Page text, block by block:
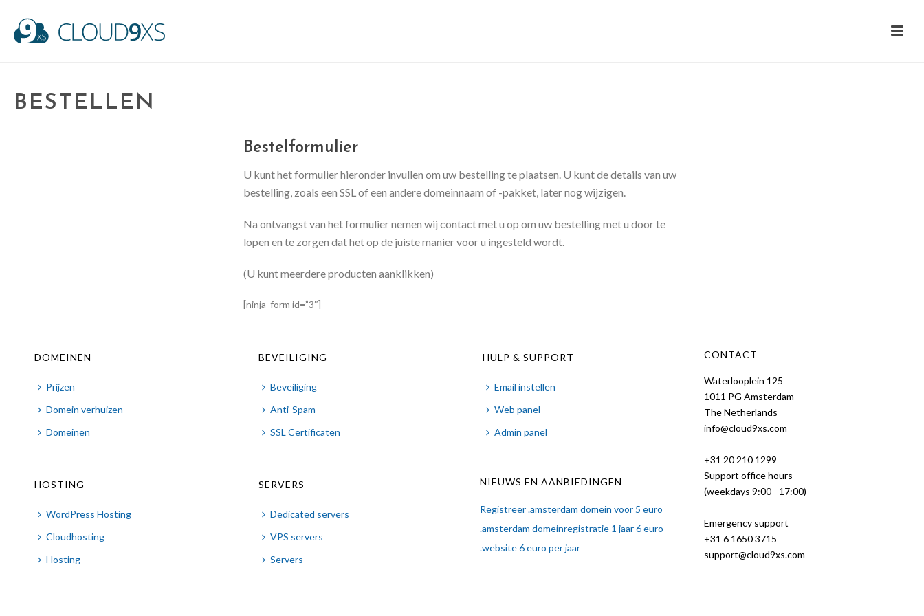
BESTELLEN
Bestelformulier
U kunt het formulier hieronder invullen om uw bestelling te plaatsen. U kunt de details van uw
bestelling, zoals een SSL of een andere domeinnaam of -pakket, later nog wijzigen.
Na ontvangst van het formulier nemen wij contact met u op om uw bestelling met u door te
lopen en te zorgen dat het op de juiste manier voor u ingesteld wordt.
(U kunt meerdere producten aanklikken)
[ninja_form id=”3″]
DOMEINEN
Prijzen
Domein verhuizen
Domeinen
HOSTING
WordPress Hosting
Cloudhosting
Hosting
BEVEILIGING
Beveiliging
Anti-Spam
SSL Certificaten
SERVERS
Dedicated servers
VPS servers
Servers
HULP & SUPPORT
Email instellen
Web panel
Admin panel
NIEUWS EN AANBIEDINGEN
Registreer .amsterdam domein voor 5 euro
.amsterdam domeinregistratie 1 jaar 6 euro
.website 6 euro per jaar
CONTACT
Waterlooplein 125
1011 PG Amsterdam
The Netherlands
info@cloud9xs.com
+31 20 210 1299
Support office hours
(weekdays 9:00 - 17:00)
Emergency support
+31 6 1650 3715
support@cloud9xs.com